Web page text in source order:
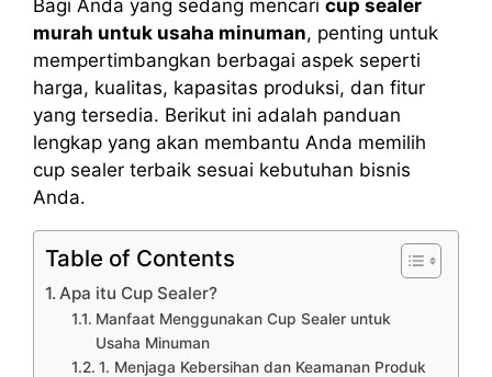
Bagi Anda yang sedang mencari cup sealer
murah untuk usaha minuman, penting untuk
mempertimbangkan berbagai aspek seperti
harga, kualitas, kapasitas produksi, dan fitur
yang tersedia. Berikut ini adalah panduan
lengkap yang akan membantu Anda memilih
cup sealer terbaik sesuai kebutuhan bisnis
Anda.
Table of Contents
Apa itu Cup Sealer?
Manfaat Menggunakan Cup Sealer untuk
Usaha Minuman
1. Menjaga Kebersihan dan Keamanan Produk